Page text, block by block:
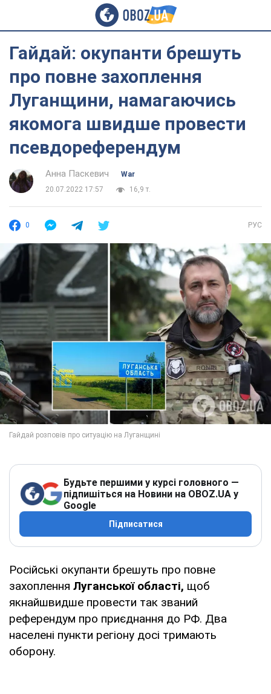
Гайдай: окупанти брешуть
про повне захоплення
Луганщини, намагаючись
якомога швидше провести
псевдореферендум
Анна Паскевич
War
20.07.2022 17:57
16,9 т.
0 РУС
Будьте першими у курсі головного —
підпишіться на Новини на OBOZ.UA у
Google
Підписатися
Російські окупанти брешуть про повне
захоплення Луганської області, щоб
якнайшвидше провести так званий
референдум про приєднання до РФ. Два
населені пункти регіону досі тримають
оборону.